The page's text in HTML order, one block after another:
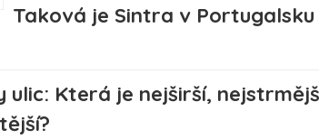
Taková je Sintra v Portugalsku
ulic: Která je nejširší,